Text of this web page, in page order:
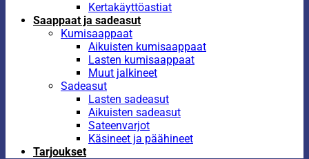
Kertakäyttöastiat
Saappaat ja sadeasut
Kumisaappaat
Aikuisten kumisaappaat
Lasten kumisaappaat
Muut jalkineet
Sadeasut
Lasten sadeasut
Aikuisten sadeasut
Sateenvarjot
Käsineet ja päähineet
Tarjoukset